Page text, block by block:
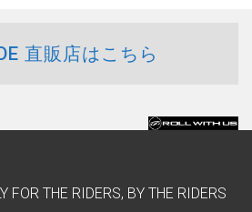
直販店はこちら
FOR THE RIDERS, BY THE RIDERS